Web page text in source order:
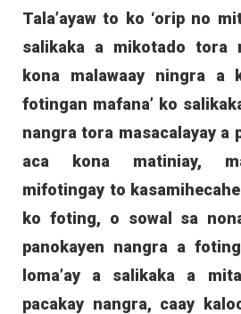
Tala’ayaw to ko ‘orip no
salikaka a mikotado tora
kona malawaay ningra a
fotingan mafana’ ko
nangra tora masacalayay a
aca kona matiniay,
mifotingay to
ko foting, o sowal sa
panokayen nangra a
loma’ay a salikaka a
pacakay nangra, caay